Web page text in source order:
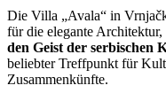
Die Villa „Avala“ in
für die elegante
den Geist der serbischen
beliebter Treffpunkt für
Zusammenkünfte.